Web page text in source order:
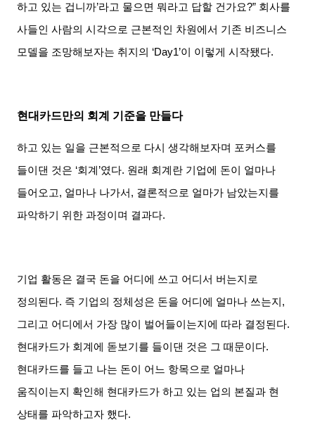
하고 있는 겁니까’라고 물으면 뭐라고 답할 건가요?” 회사를
사들인 사람의 시각으로 근본적인 차원에서 기존 비즈니스
모델을 조망해보자는 취지의 ‘Day1’이 이렇게 시작됐다.
현대카드만의 회계 기준을 만들다
하고 있는 일을 근본적으로 다시 생각해보자며 포커스를
들이댄 것은 ‘회계 ’였다. 원래 회계란 기업에 돈이 얼마나
들어오고, 얼마나 나가서 , 결론적으로 얼마가 남았는지를
파악하기 위한 과정이며 결과다.
기업 활동은 결국 돈을 어디에 쓰고 어디서 버는지로
정의된다. 즉 기업의 정체성은 돈을 어디에 얼마나 쓰는지 ,
그리고 어디에서 가장 많이 벌어들이는지에 따라 결정된다.
현대카드가 회계에 돋보기를 들이댄 것은 그 때문이다.
현대카드를 들고 나는 돈이 어느 항목으로 얼마나
움직이는지 확인해 현대카드가 하고 있는 업의 본질과 현
상태를 파악하고자 했다.